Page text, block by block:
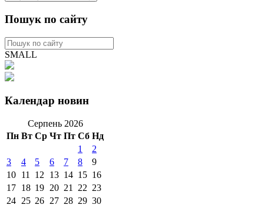
Пошук по сайту
SMALL
Календар новин
Серпень 2026
Пн Вт Ср Чт Пт Сб Нд
1
2
3
4 5 6 7 8
9
10 11 12 13 14 15 16
17 18 19 20 21 22 23
24 25 26 27 28 29 30